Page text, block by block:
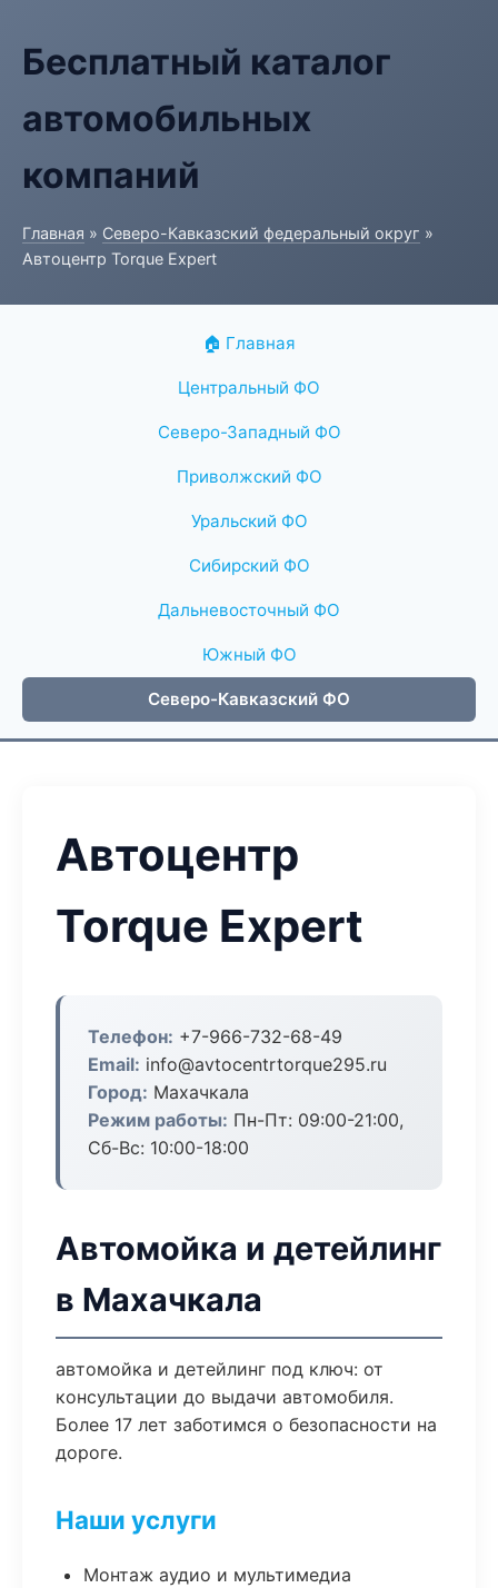
Бесплатный каталог
автомобильных
компаний
Главная » Северо-Кавказский федеральный округ »
Автоцентр Torque Expert
🏠 Главная
Центральный ФО
Северо-Западный ФО
Приволжский ФО
Уральский ФО
Сибирский ФО
Дальневосточный ФО
Южный ФО
Северо-Кавказский ФО
Автоцентр
Torque Expert
Телефон: +7-966-732-68-49
Email: info@avtocentrtorque295.ru
Город: Махачкала
Режим работы: Пн-Пт: 09:00-21:00,
Сб-Вс: 10:00-18:00
Автомойка и детейлинг
в Махачкала
автомойка и детейлинг под ключ: от
консультации до выдачи автомобиля.
Более 17 лет заботимся о безопасности на
дороге.
Наши услуги
Монтаж аудио и мультимедиа